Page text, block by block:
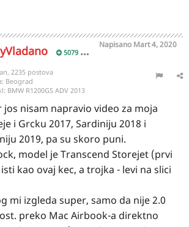
5079
Napisano Mart 4, 2020
2235 postova
Beograd
BMW R1200GS ADV 2013
jos nisam napravio video za moja
i Grcku 2017, Sardiniju 2018 i
2019, pa su skoro puni.
model je Transcend Storejet (prvi
kao ovaj kec, a trojka - levi na slici
mi izgleda super, samo da nije 2.0
preko Mac Airbook-a direktno